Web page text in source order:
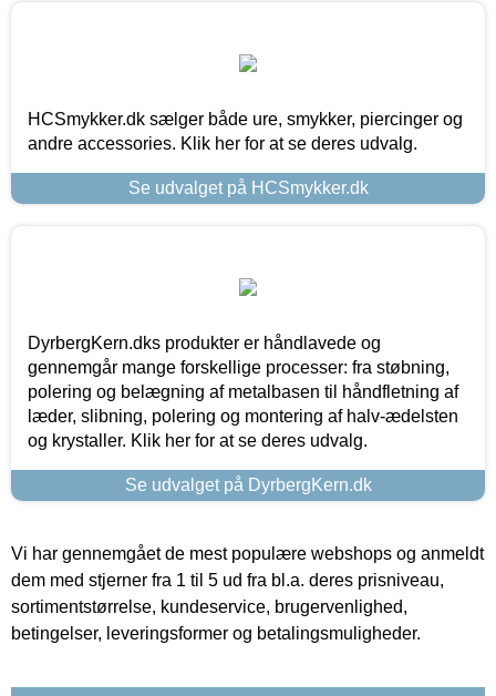
HCSmykker.dk sælger både ure, smykker, piercinger og
andre accessories. Klik her for at se deres udvalg.
Se udvalget på HCSmykker.dk
DyrbergKern.dks produkter er håndlavede og
gennemgår mange forskellige processer: fra støbning,
polering og belægning af metalbasen til håndfletning af
læder, slibning, polering og montering af halv-ædelsten
og krystaller. Klik her for at se deres udvalg.
Se udvalget på DyrbergKern.dk
Vi har gennemgået de mest populære webshops og anmeldt
dem med stjerner fra 1 til 5 ud fra bl.a. deres prisniveau,
sortimentstørrelse, kundeservice, brugervenlighed,
betingelser, leveringsformer og betalingsmuligheder.